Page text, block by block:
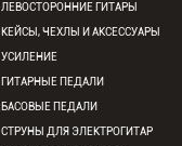
ЛЕВОСТОРОННИЕ ГИТАРЫ
КЕЙСЫ, ЧЕХЛЫ И АКСЕССУАРЫ
УСИЛЕНИЕ
ГИТАРНЫЕ ПЕДАЛИ
БАСОВЫЕ ПЕДАЛИ
СТРУНЫ ДЛЯ ЭЛЕКТРОГИТАР